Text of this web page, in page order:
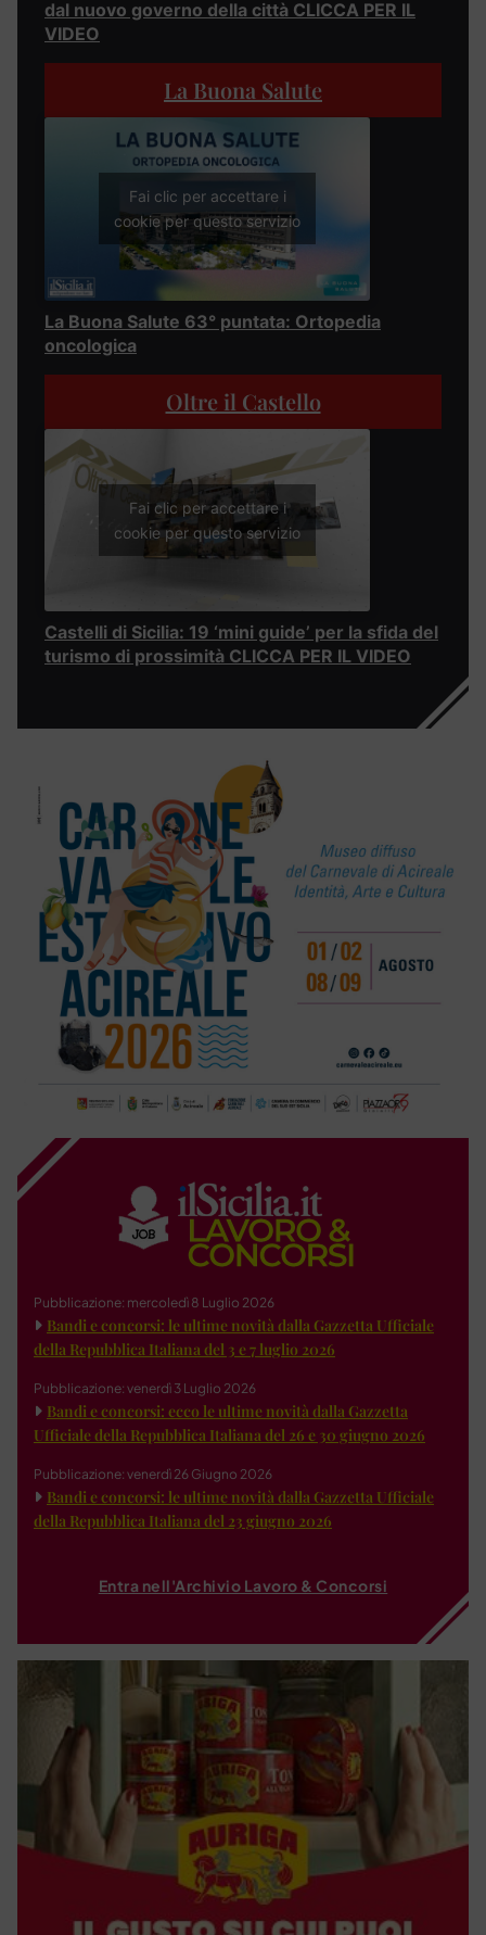
dal nuovo governo della città CLICCA PER IL
VIDEO
La Buona Salute
Fai clic per accettare i
cookie per questo servizio
La Buona Salute 63° puntata: Ortopedia
oncologica
Oltre il Castello
Fai clic per accettare i
cookie per questo servizio
Castelli di Sicilia: 19 ‘mini guide’ per la sfida del
turismo di prossimità CLICCA PER IL VIDEO
Pubblicazione: mercoledì 8 Luglio 2026
Bandi e concorsi: le ultime novità dalla Gazzetta Ufficiale
della Repubblica Italiana del 3 e 7 luglio 2026
Pubblicazione: venerdì 3 Luglio 2026
Bandi e concorsi: ecco le ultime novità dalla Gazzetta
Ufficiale della Repubblica Italiana del 26 e 30 giugno 2026
Pubblicazione: venerdì 26 Giugno 2026
Bandi e concorsi: le ultime novità dalla Gazzetta Ufficiale
della Repubblica Italiana del 23 giugno 2026
Entra nell'Archivio Lavoro & Concorsi